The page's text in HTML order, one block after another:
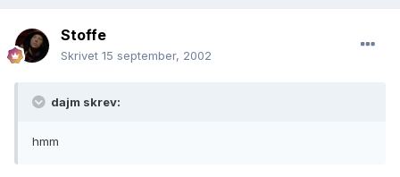
Stoffe
Skrivet 15 september, 2002
dajm skrev:
hmm